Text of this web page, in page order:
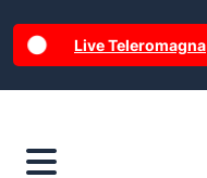
Live Teleromagna